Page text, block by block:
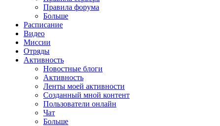
Правила форума
Больше
Расписание
Видео
Миссии
Отряды
Активность
Новостные блоги
Активность
Ленты моей активности
Созданный мной контент
Пользователи онлайн
Чат
Больше